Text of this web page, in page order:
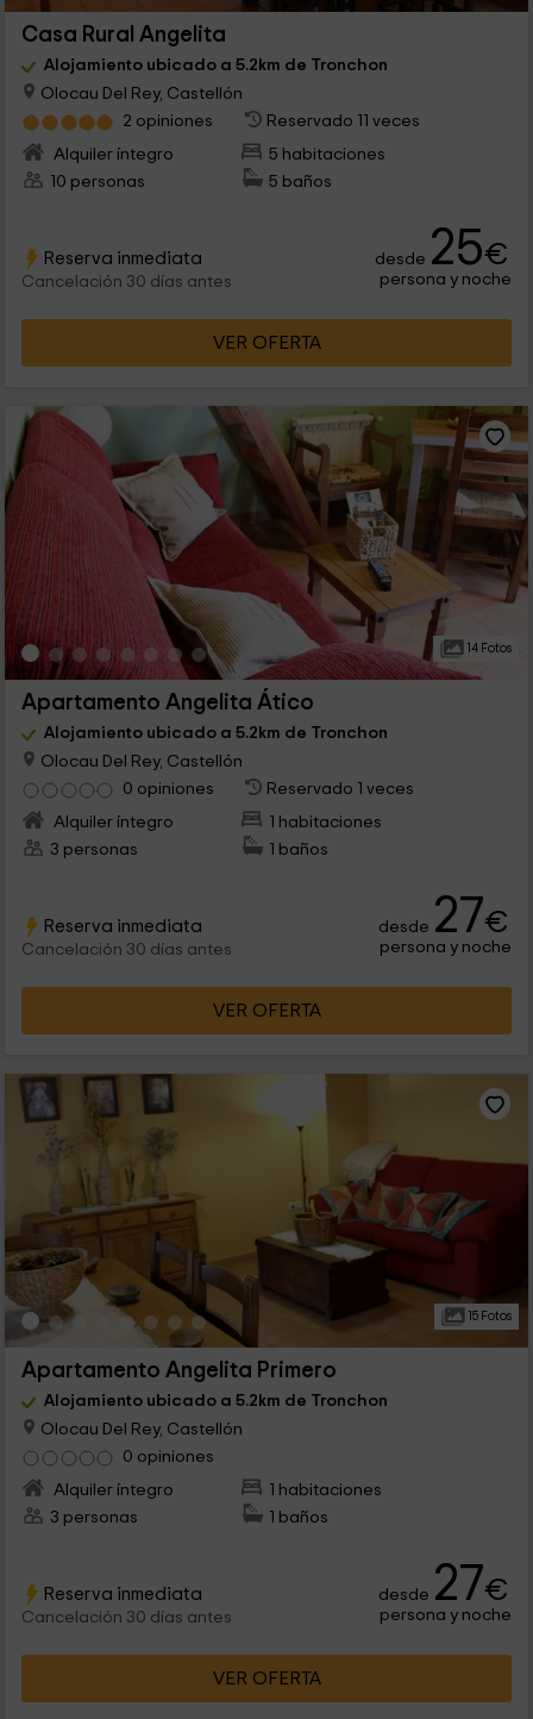
Casa Rural Angelita
Alojamiento ubicado a 5.2km de Tronchon
Olocau Del Rey, Castellón
2 opiniones
Reservado 11 veces
Alquiler íntegro
5 habitaciones
10 personas
5 baños
Reserva inmediata
Cancelación 30 días antes
desde 25€
persona y noche
VER OFERTA
14 Fotos
Apartamento Angelita Ático
Alojamiento ubicado a 5.2km de Tronchon
Olocau Del Rey, Castellón
0 opiniones
Reservado 1 veces
Alquiler íntegro
1 habitaciones
3 personas
1 baños
Reserva inmediata
Cancelación 30 días antes
desde 27€
persona y noche
VER OFERTA
15 Fotos
Apartamento Angelita Primero
Alojamiento ubicado a 5.2km de Tronchon
Olocau Del Rey, Castellón
0 opiniones
Alquiler íntegro
1 habitaciones
3 personas
1 baños
Reserva inmediata
Cancelación 30 días antes
desde 27€
persona y noche
VER OFERTA